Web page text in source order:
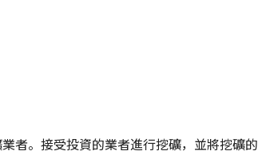
者。接受投資的業者進行挖礦，並將挖礦的